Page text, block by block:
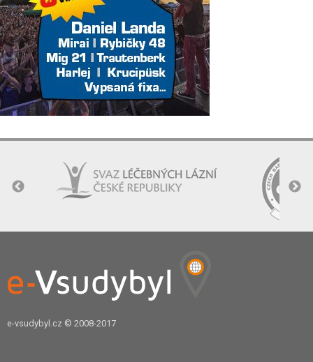
e-vsudybyl.cz © 2008-2017